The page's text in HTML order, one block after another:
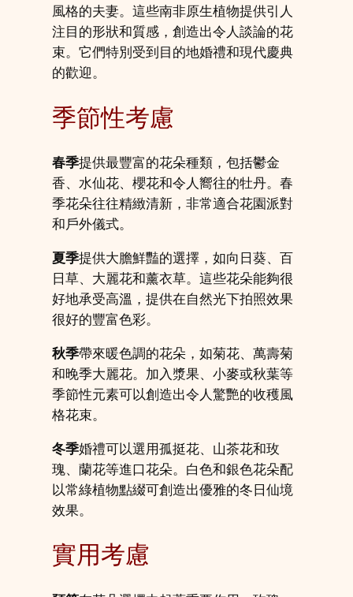
風格的夫妻。這些南非原生植物提供引人
注目的形狀和質感，創造出令人談論的花
束。它們特別受到目的地婚禮和現代慶典
的歡迎。
季節性考慮
春季提供最豐富的花朵種類，包括鬱金
香、水仙花、櫻花和令人嚮往的牡丹。春
季花朵往往精緻清新，非常適合花園派對
和戶外儀式。
夏季提供大膽鮮豔的選擇，如向日葵、百
日草、大麗花和薰衣草。這些花朵能夠很
好地承受高溫，提供在自然光下拍照效果
很好的豐富色彩。
秋季帶來暖色調的花朵，如菊花、萬壽菊
和晚季大麗花。加入漿果、小麥或秋葉等
季節性元素可以創造出令人驚艷的收穫風
格花束。
冬季婚禮可以選用孤挺花、山茶花和玫
瑰、蘭花等進口花朵。白色和銀色花朵配
以常綠植物點綴可創造出優雅的冬日仙境
效果。
實用考慮